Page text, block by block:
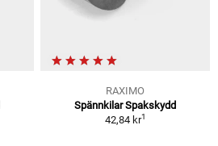
RAXIMO
Spännkilar Spakskydd
42,84 kr1